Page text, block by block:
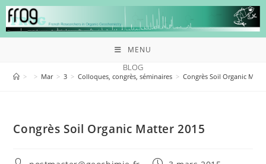
MENU
BLOG
> > Mar > 3 > Colloques, congrès, séminaires > Congrès Soil Organic
Congrès Soil Organic Matter 2015